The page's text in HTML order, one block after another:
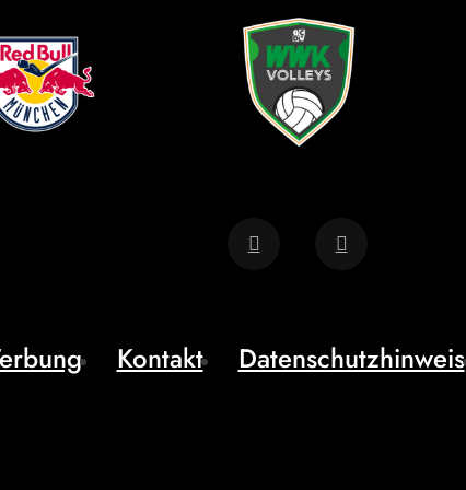
Kontakt Datenschutzhinweis